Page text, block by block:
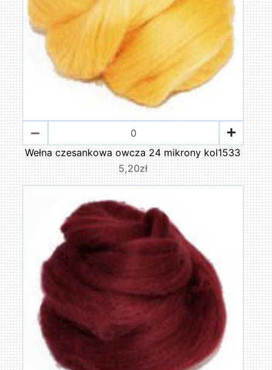
Wełna czesankowa owcza 24 mikrony kol1533
5,20zł